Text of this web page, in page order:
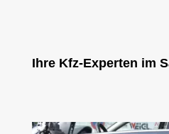
Ihre Kfz-Experten im